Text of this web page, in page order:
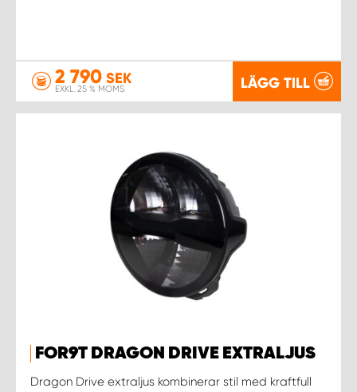
2 790 SEK
EXKL. 25 % MOMS LÄGG TILL
FOR9T DRAGON DRIVE EXTRALJUS
Dragon Drive extraljus kombinerar stil med kraftfull